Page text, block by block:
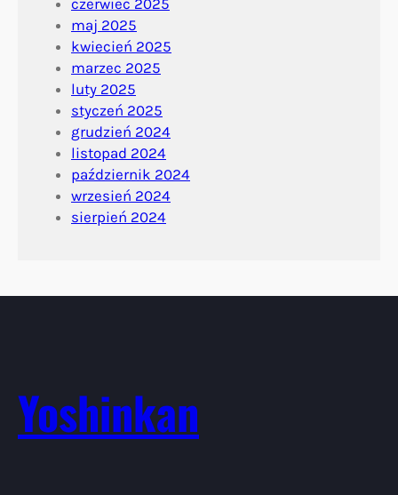
maj 2025
kwiecień 2025
marzec 2025
luty 2025
styczeń 2025
grudzień 2024
listopad 2024
październik 2024
wrzesień 2024
sierpień 2024
Yoshinkan